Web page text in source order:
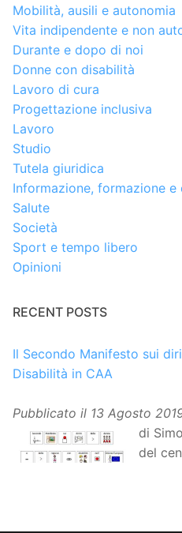
Mobilità, ausili e autonomia
Vita indipendente e non
Durante e dopo di noi
Donne con disabilità
Lavoro di cura
Progettazione inclusiva
Lavoro
Studio
Tutela giuridica
Informazione, formazione e
Salute
Società
Sport e tempo libero
Opinioni
RECENT POSTS
Il Secondo Manifesto sui
Disabilità in CAA
Pubblicato il 13 Agosto
di
del